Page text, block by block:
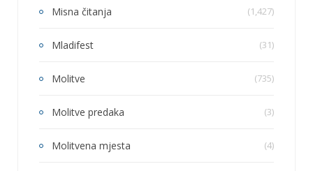
Misna čitanja (1,427)
Mladifest (31)
Molitve (735)
Molitve predaka (3)
Molitvena mjesta (4)